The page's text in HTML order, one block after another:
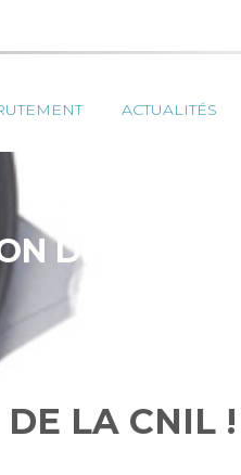
ACTUALITÉS
DE LA
LA CNIL !